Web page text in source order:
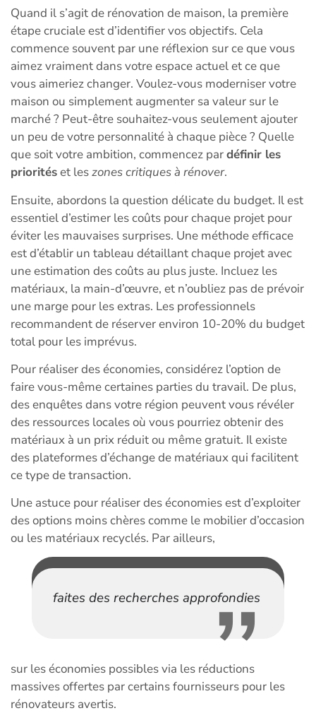
Quand il s’agit de rénovation de maison, la première
étape cruciale est d’identifier vos objectifs. Cela
commence souvent par une réflexion sur ce que vous
aimez vraiment dans votre espace actuel et ce que
vous aimeriez changer. Voulez-vous moderniser votre
maison ou simplement augmenter sa valeur sur le
marché ? Peut-être souhaitez-vous seulement ajouter
un peu de votre personnalité à chaque pièce ? Quelle
que soit votre ambition, commencez pardéfinir les
prioritéset leszones critiques à rénover.
Ensuite, abordons la question délicate du budget. Il est
essentiel d’estimer les coûts pour chaque projet pour
éviter les mauvaises surprises. Une méthode efficace
est d’établir un tableau détaillant chaque projet avec
une estimation des coûts au plus juste. Incluez les
matériaux, la main-d’œuvre, et n’oubliez pas de prévoir
une marge pour les extras. Les professionnels
recommandent de réserver environ 10-20% du budget
total pour les imprévus.
Pour réaliser des économies, considérez l’option de
faire vous-même certaines parties du travail. De plus,
des enquêtes dans votre région peuvent vous révéler
des ressources locales où vous pourriez obtenir des
matériaux à un prix réduit ou même gratuit. Il existe
des plateformes d’échange de matériaux qui facilitent
ce type de transaction.
Une astuce pour réaliser des économies est d’exploiter
des options moins chères comme le mobilier d’occasion
ou les matériaux recyclés. Par ailleurs,
faites des recherches approfondies
sur les économies possibles via les réductions
massives offertes par certains fournisseurs pour les
rénovateurs avertis.